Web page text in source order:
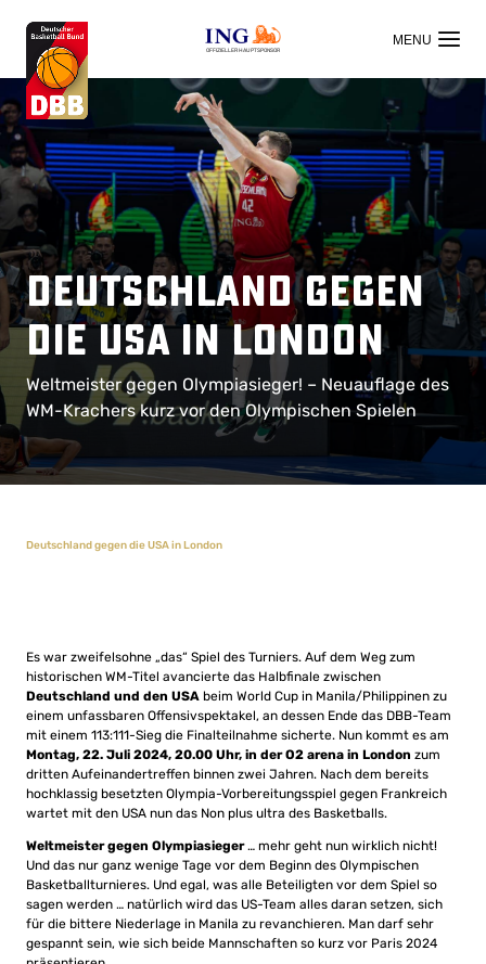
OFFIZIELLER HAUPTSPONSOR
Deutschland gegen
die USA in London
Weltmeister gegen Olympiasieger! – Neuauflage des
WM-Krachers kurz vor den Olympischen Spielen
Deutschland gegen die USA in London
Es war zweifelsohne „das“ Spiel des Turniers. Auf dem Weg zum
historischen WM-Titel avancierte das Halbfinale zwischen
Deutschland und den USA beim World Cup in Manila/Philippinen zu
einem unfassbaren Offensivspektakel, an dessen Ende das DBB-Team
mit einem 113:111-Sieg die Finalteilnahme sicherte. Nun kommt es am
Montag, 22. Juli 2024, 20.00 Uhr, in der O2 arena in London zum
dritten Aufeinandertreffen binnen zwei Jahren. Nach dem bereits
hochklassig besetzten Olympia-Vorbereitungsspiel gegen Frankreich
wartet mit den USA nun das Non plus ultra des Basketballs.
Weltmeister gegen Olympiasieger… mehr geht nun wirklich nicht!
Und das nur ganz wenige Tage vor dem Beginn des Olympischen
Basketballturnieres. Und egal, was alle Beteiligten vor dem Spiel so
sagen werden … natürlich wird das US-Team alles daran setzen, sich
für die bittere Niederlage in Manila zu revanchieren. Man darf sehr
gespannt sein, wie sich beide Mannschaften so kurz vor Paris 2024